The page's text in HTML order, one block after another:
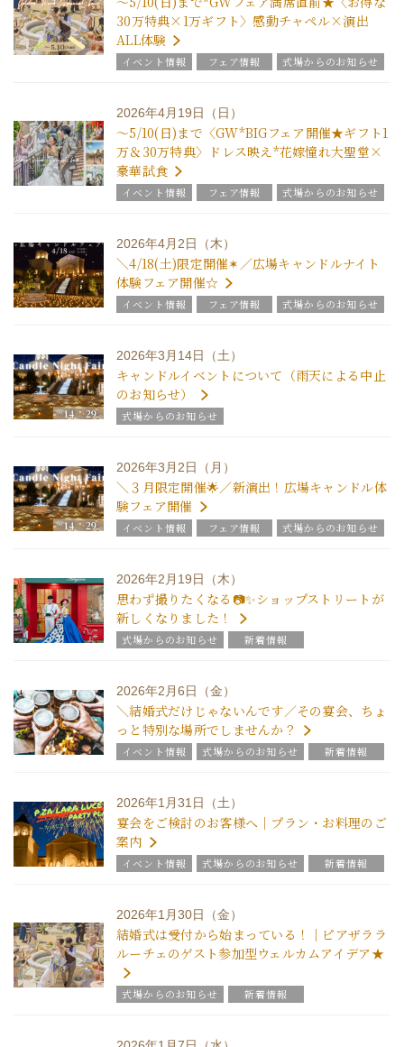
30万特典×1万ギフト〉感動チャペル×演出
ALL体験
イベント情報 フェア情報
式場からのお知らせ
2026年4月19日（日）
～5/10(日)まで〈GW*BIGフェア開催★ギフト1
万＆30万特典〉ドレス映え*花嫁憧れ大聖堂×
豪華試食
イベント情報 フェア情報
式場からのお知らせ
2026年4月2日（木）
＼4/18(土)限定開催✶／広場キャンドルナイト
体験フェア開催☆
イベント情報 フェア情報
式場からのお知らせ
2026年3月14日（土）
キャンドルイベントについて（雨天による中止
のお知らせ）
式場からのお知らせ
2026年3月2日（月）
＼３月限定開催🌟／新演出！広場キャンドル体
験フェア開催
イベント情報 フェア情報
式場からのお知らせ
2026年2月19日（木）
思わず撮りたくなる📷✨ショップストリートが
新しくなりました！
式場からのお知らせ 新着情報
2026年2月6日（金）
＼結婚式だけじゃないんです／その宴会、ちょ
っと特別な場所でしませんか？
イベント情報 式場からのお知らせ 新着情報
2026年1月31日（土）
宴会をご検討のお客様へ｜プラン・お料理のご
案内
イベント情報 式場からのお知らせ 新着情報
2026年1月30日（金）
結婚式は受付から始まっている！｜ピアザララ
ルーチェのゲスト参加型ウェルカムアイデア★
式場からのお知らせ 新着情報